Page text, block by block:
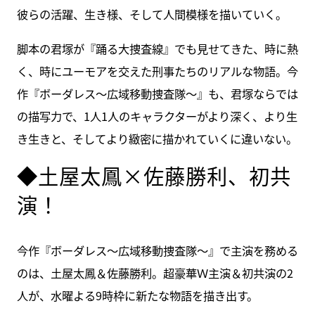
彼らの活躍、生き様、そして人間模様を描いていく。
脚本の君塚が『踊る大捜査線』でも見せてきた、時に熱
く、時にユーモアを交えた刑事たちのリアルな物語。今
作『ボーダレス～広域移動捜査隊～』も、君塚ならでは
の描写力で、1人1人のキャラクターがより深く、より生
き生きと、そしてより緻密に描かれていくに違いない。
◆土屋太鳳×佐藤勝利、初共
演！
今作『ボーダレス～広域移動捜査隊～』で主演を務める
のは、土屋太鳳＆佐藤勝利。超豪華Ｗ主演＆初共演の2
人が、水曜よる9時枠に新たな物語を描き出す。